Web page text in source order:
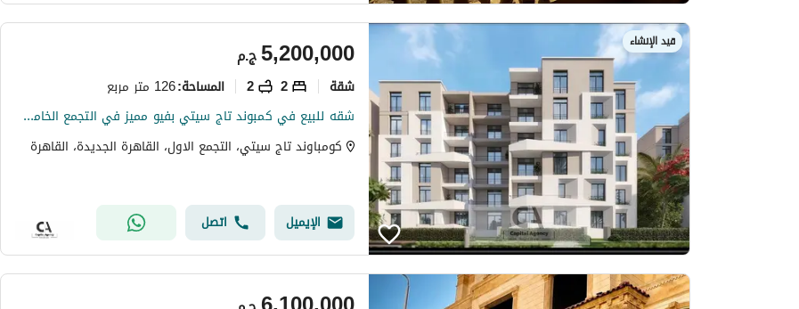
قيد الإنشاء
ج.م5,200,000
شقة 2
2 المساحة:126 متر مربع
شقه للبيع في كمبوند تاج سيتي بفيو مميز في التجمع الخامس بالقرب من الجولدن اسكوير والجامعه الامريكيه بخصم كاش 50% | Taj city
كومباوند تاج سيتي، التجمع الاول، القاهرة الجديدة، القاهرة
الإيميل اتصل